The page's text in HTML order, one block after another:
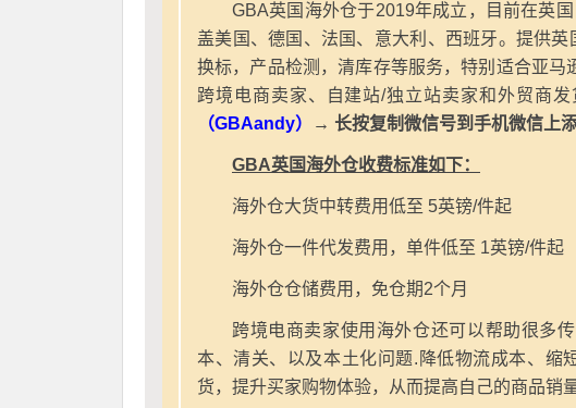
GBA英国海外仓于2019年成立，目前在英
盖美国、德国、法国、意大利、西班牙。提供
换标，产品检测，清库存等服务，特别适合亚
跨境电商卖家、自建站/独立站卖家和外贸商发
（GBAandy）
→ 长按复制微信号到手机微信上
GBA英国海外仓收费标准如下：
海外仓大货中转费用低至 5英镑/件起
海外仓一件代发费用，单件低至 1英镑/件起
海外仓仓储费用，免仓期2个月
跨境电商卖家使用海外仓还可以帮助很多
本、清关、以及本土化问题.降低物流成本、缩
货，提升买家购物体验，从而提高自己的商品销